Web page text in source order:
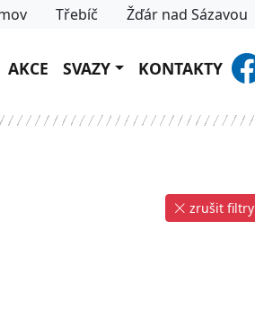
Třebíč Žďár nad Sázavou
AKCE SVAZY KONTAKTY
zrušit filtry